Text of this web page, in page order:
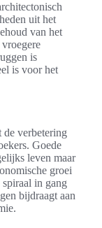
uit het
van het
is
is voor het
de verbetering
Goede
leven maar
groei
in gang
bijdraagt aan